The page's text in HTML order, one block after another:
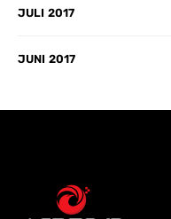
JULI 2017
JUNI 2017